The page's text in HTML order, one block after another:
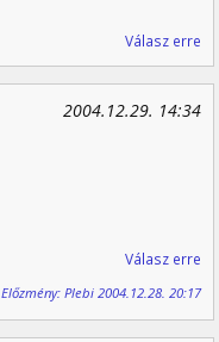
Válasz erre
2004.12.29. 14:34
Válasz erre
Előzmény: Plebi 2004.12.28. 20:17